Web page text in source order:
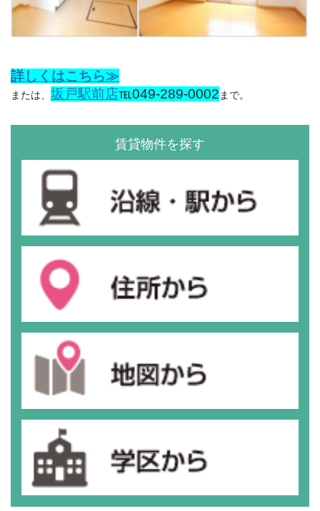
詳しくはこちら≫
または、 坂戸駅前店℡049-289-0002 まで。
賃貸物件を探す